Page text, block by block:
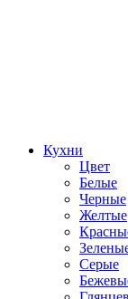
Кухни
Цвет
Белые
Черные
Желтые
Серые